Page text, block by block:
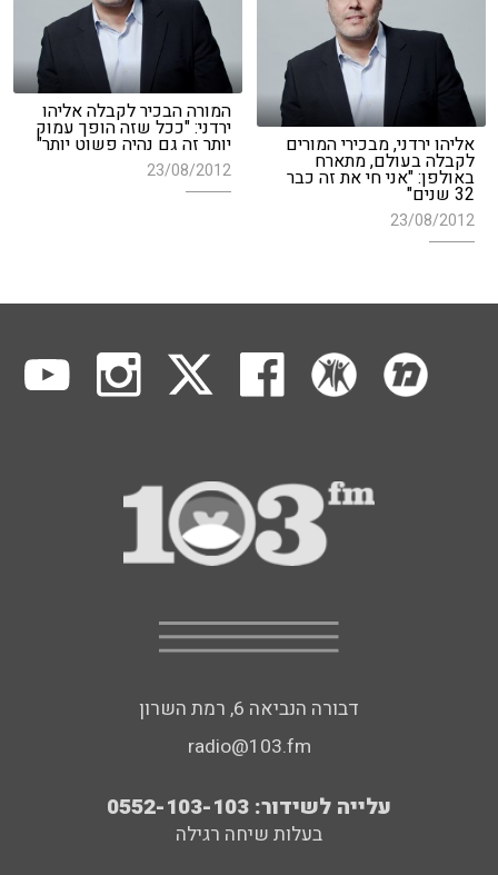
המורה הבכיר לקבלה אליהו
ירדני: "ככל שזה הופך עמוק
יותר זה גם נהיה פשוט יותר"
23/08/2012
אליהו ירדני, מבכירי המורים
לקבלה בעולם, מתארח
באולפן: "אני חי את זה כבר
32 שנים"
23/08/2012
דבורה הנביאה 6, רמת השרון
radio@103.fm
עלייה לשידור: 0552-103-103
בעלות שיחה רגילה